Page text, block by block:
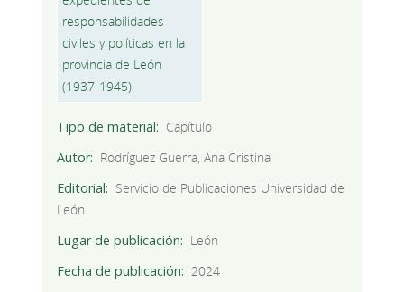
Tipo de material
Capítulo
Autor
Rodríguez Guerra, Ana Cristina
Editorial
Servicio de Publicaciones Universidad de
León
Lugar de publicación
León
Fecha de publicación
2024